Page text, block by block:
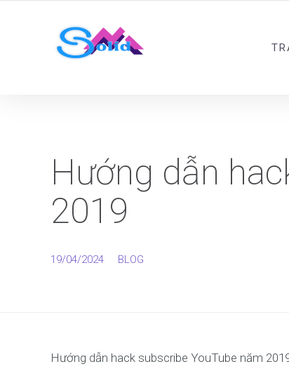
Hướng dẫn
2019
19/04/2024 BLOG
Hướng dẫn hack subscribe YouTube năm